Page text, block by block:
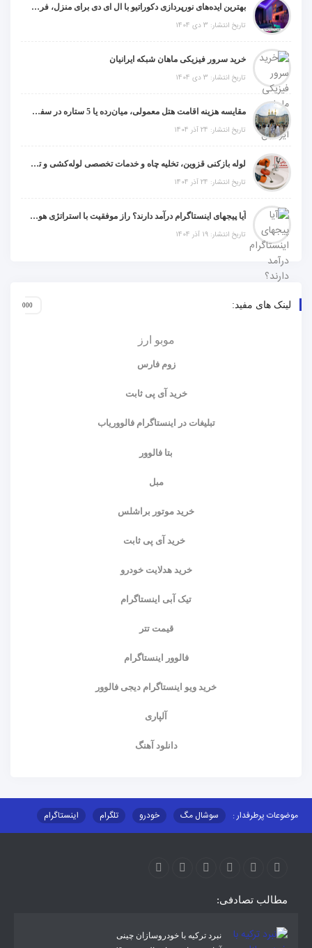
بهترین ایده‌های نورپردازی دکوراتیو با ال ای دی برای منزل، فروشگاه و دفتر کار
تاریخ انتشار: 3 دی 1404
خرید سرور فیزیکی ماهان شبکه ایرانیان
تاریخ انتشار: 3 دی 1404
مقایسه هزینه اقامت هتل معمولی، میان‌رده یا 5 ستاره در سفر زیارتی عراق
تاریخ انتشار: 24 آذر 1404
لوله بازکنی قزوین، تخلیه چاه و خدمات تخصصی لوله‌کشی و تشخیص ترکیدگی
تاریخ انتشار: 24 آذر 1404
آیا پیجهای اینستاگرام درآمد دارند؟ راز موفقیت با استراتژی هوشمندانه
تاریخ انتشار: 19 آذر 1404
لینک های مفید:
موبو ارز
زوم فارس
خرید آی پی ثابت
تبلیغات در اینستاگرام فالووریاب
بتا فالوور
مبل
خرید موتور براشلس
خرید آی پی ثابت
خرید هدلایت خودرو
تیک آبی اینستاگرام
قیمت تتر
فالوور اینستاگرام
خرید ویو اینستاگرام دیجی فالوور
آلپاری
دانلود آهنگ
موضوعات پرطرفدار : سوشال مگ خودرو تلگرام
اینستاگرام
مطالب تصادفی:
نبرد ترکیه با خودروسازان چینی